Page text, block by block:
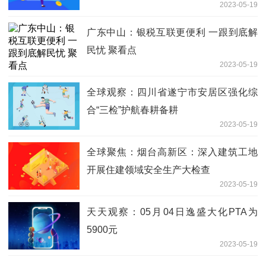
液”药物临床试验批准通知书_天天聚看点
2023-05-19
广东中山：银税互联更便利 一跟到底解
民忧 聚看点
2023-05-19
全球观察：四川省遂宁市安居区强化综
合“三检”护航春耕备耕
2023-05-19
全球聚焦：烟台高新区：深入建筑工地
开展住建领域安全生产大检查
2023-05-19
天天观察：05月04日逸盛大化PTA为
5900元
2023-05-19